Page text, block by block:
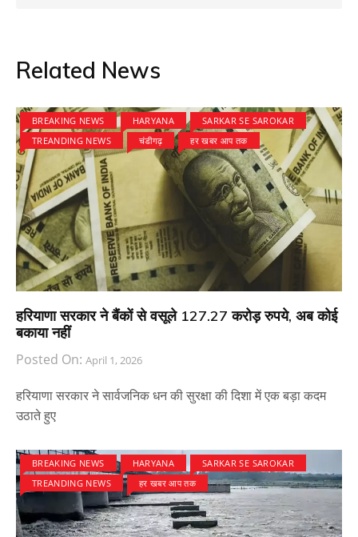
Related News
BREAKING NEWS HARYANA
SARKAR SE SAROKAR
TREANDING NEWS
चंडीगढ़ हर खबर आप तक
हरियाणा सरकार ने बैंकों से वसूले 127.27 करोड़ रुपये, अब कोई
बकाया नहीं
Posted On: April 1, 2026
हरियाणा सरकार ने सार्वजनिक धन की सुरक्षा की दिशा में एक बड़ा कदम
उठाते हुए
BREAKING NEWS HARYANA
SARKAR SE SAROKAR
TREANDING NEWS
हर खबर आप तक